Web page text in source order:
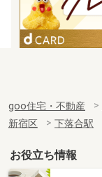
goo住宅・不動産
新宿区
下落合駅
お役立ち情報